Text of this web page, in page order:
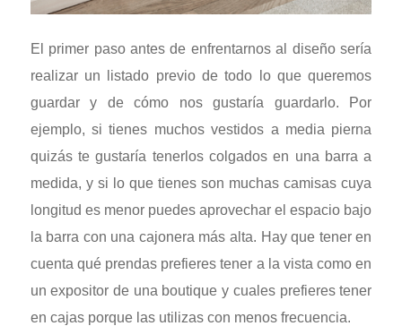
El primer paso antes de enfrentarnos al diseño sería
realizar un listado previo de todo lo que queremos
guardar y de cómo nos gustaría guardarlo. Por
ejemplo, si tienes muchos vestidos a media pierna
quizás te gustaría tenerlos colgados en una barra a
medida, y si lo que tienes son muchas camisas cuya
longitud es menor puedes aprovechar el espacio bajo
la barra con una cajonera más alta. Hay que tener en
cuenta qué prendas prefieres tener a la vista como en
un expositor de una boutique y cuales prefieres tener
en cajas porque las utilizas con menos frecuencia.